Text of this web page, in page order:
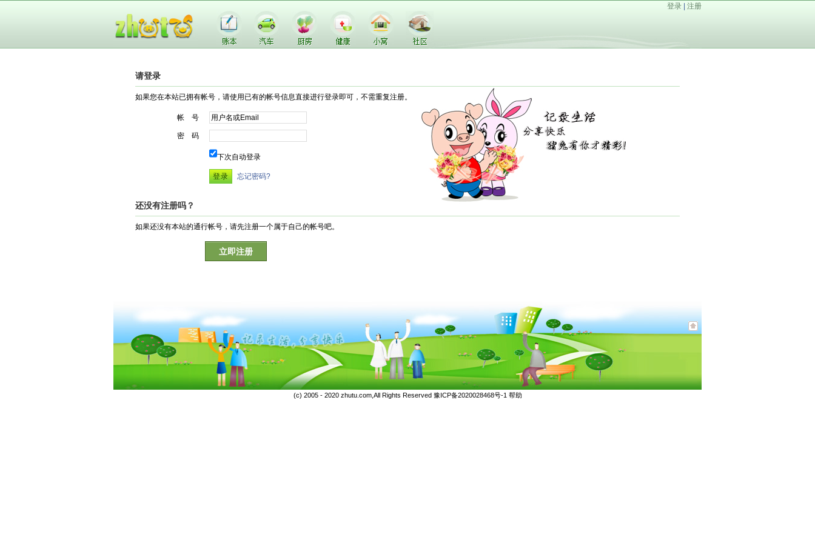
登录 注册
请登录
如果您在本站已拥有帐号，请使用已有的帐号信息直接进行登录即可，不需重复注册。
帐 号
密 码
下次自动登录
忘记密码?
还没有注册吗？
如果还没有本站的通行帐号，请先注册一个属于自己的帐号吧。
立即注册
(c) 2005 - 2020 zhutu.com,All Rights Reserved 豫ICP备2020028468号-1 帮助